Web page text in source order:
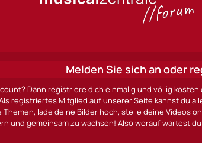
Melden Sie sich an oder
Dann registriere dich einmalig und völlig
registriertes Mitglied auf unserer Seite kannst du
lade deine Bilder hoch, stelle deine Videos
und gemeinsam zu wachsen! Also worauf wartest